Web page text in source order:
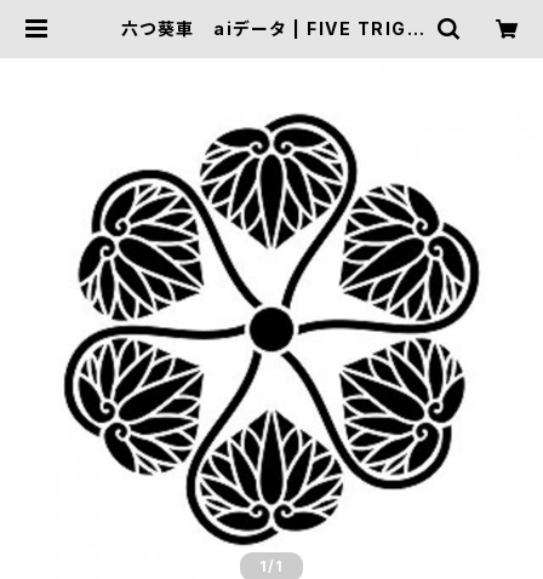
六つ葵車 aiデータ | FIVE TRIGG
1 /1